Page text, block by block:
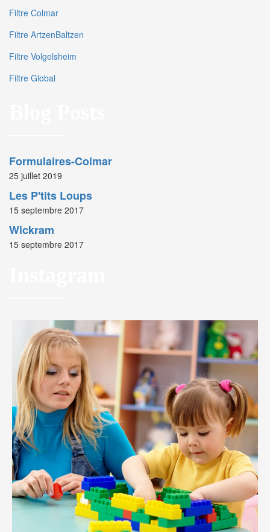
Filtre Colmar
Filtre ArtzenBaltzen
Filtre Volgelsheim
Filtre Global
Formulaires-Colmar
25 juillet 2019
Les P'tits Loups
15 septembre 2017
Wickram
15 septembre 2017